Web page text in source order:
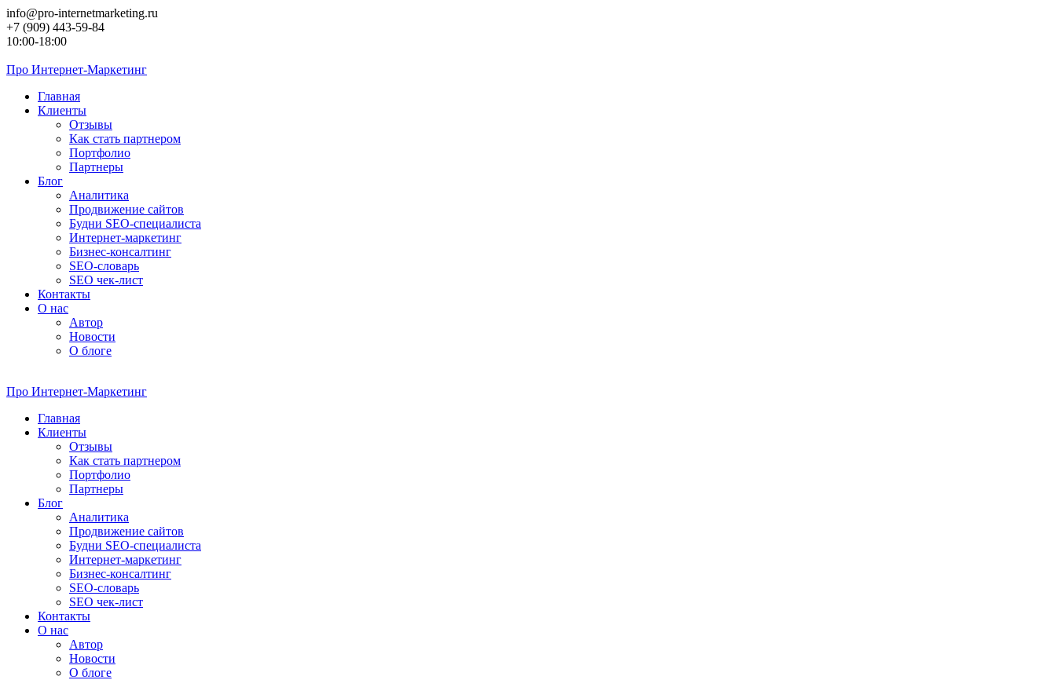
Перейти
к
контенту
info@pro-internetmarketing.ru
+7 (909) 443-59-84
10:00-18:00
Про Интернет-Маркетинг
Главная
Клиенты
Отзывы
Как стать партнером
Портфолио
Партнеры
Блог
Аналитика
Продвижение сайтов
Будни SEO-специалиста
Интернет-маркетинг
Бизнес-консалтинг
SEO-словарь
SEO чек-лист
Контакты
О нас
Автор
Новости
О блоге
Про Интернет-Маркетинг
Главная
Клиенты
Отзывы
Как стать партнером
Портфолио
Партнеры
Блог
Аналитика
Продвижение сайтов
Будни SEO-специалиста
Интернет-маркетинг
Бизнес-консалтинг
SEO-словарь
SEO чек-лист
Контакты
О нас
Автор
Новости
О блоге